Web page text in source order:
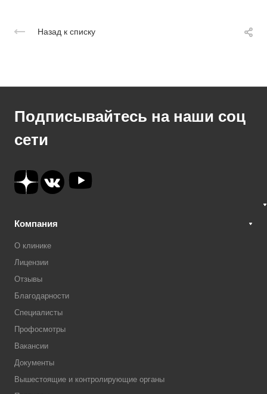
Назад к списку
Подписывайтесь на наши соц
сети
Компания
О клинике
Лицензии
Отзывы
Благодарности
Специалисты
Профосмотры
Вакансии
Документы
Вышестоящие и контролирующие органы